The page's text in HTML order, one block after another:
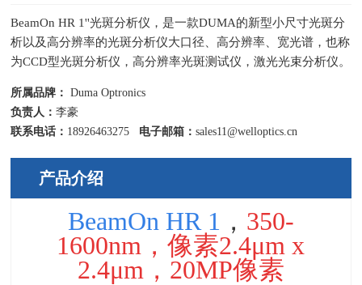
BeamOn HR 1''光斑分析仪，是一款DUMA的新型小尺寸光斑分
析以及高分辨率的光斑分析仪大口径、高分辨率、宽光谱，也称
为CCD型光斑分析仪，高分辨率光斑测试仪，激光光束分析仪。
所属品牌： Duma Optronics
负责人：李豪
联系电话： 18926463275 电子邮箱：sales11@welloptics.cn
产品介绍
BeamOn HR 1 ， 350-
1600nm，像素2.4μm x
2.4μm，20MP像素